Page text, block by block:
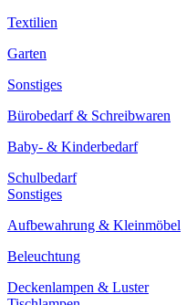
Textilien
Garten
Sonstiges
Bürobedarf & Schreibwaren
Baby- & Kinderbedarf
Schulbedarf
Sonstiges
Aufbewahrung & Kleinmöbel
Beleuchtung
Deckenlampen & Luster